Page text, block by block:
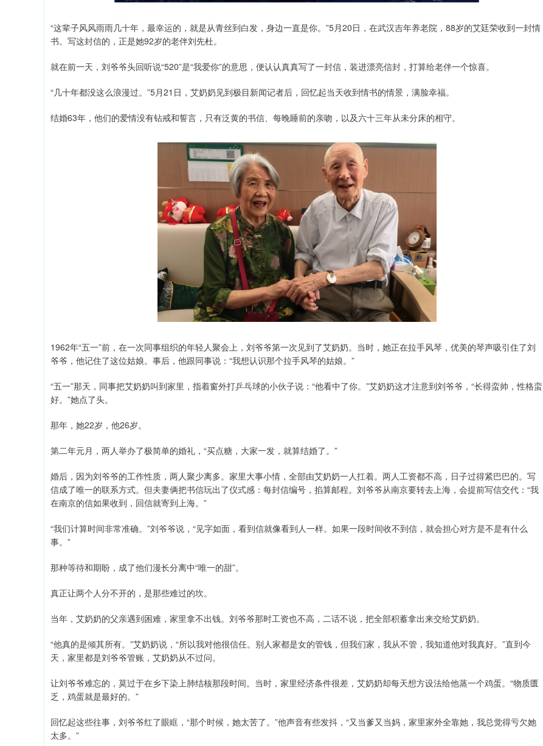
“这辈子风风雨雨几十年，最幸运的，就是从青丝到白发，身边一直是你。”5月20日，在武汉吉年养老院，88岁的艾廷荣收到一封情
书。写这封信的，正是她92岁的老伴刘先杜。
就在前一天，刘爷爷头回听说“520”是“我爱你”的意思，便认认真真写了一封信，装进漂亮信封，打算给老伴一个惊喜。
“几十年都没这么浪漫过。”5月21日，艾奶奶见到极目新闻记者后，回忆起当天收到情书的情景，满脸幸福。
结婚63年，他们的爱情没有钻戒和誓言，只有泛黄的书信、每晚睡前的亲吻，以及六十三年从未分床的相守。
1962年“五一”前，在一次同事组织的年轻人聚会上，刘爷爷第一次见到了艾奶奶。当时，她正在拉手风琴，优美的琴声吸引住了刘
爷爷，他记住了这位姑娘。事后，他跟同事说：“我想认识那个拉手风琴的姑娘。”
“五一”那天，同事把艾奶奶叫到家里，指着窗外打乒乓球的小伙子说：“他看中了你。”艾奶奶这才注意到刘爷爷，“长得蛮帅，性格蛮
好。”她点了头。
那年，她22岁，他26岁。
第二年元月，两人举办了极简单的婚礼，“买点糖，大家一发，就算结婚了。”
婚后，因为刘爷爷的工作性质，两人聚少离多。家里大事小情，全部由艾奶奶一人扛着。两人工资都不高，日子过得紧巴巴的。写
信成了唯一的联系方式。但夫妻俩把书信玩出了仪式感：每封信编号，掐算邮程。刘爷爷从南京要转去上海，会提前写信交代：“我
在南京的信如果收到，回信就寄到上海。”
“我们计算时间非常准确。”刘爷爷说，“见字如面，看到信就像看到人一样。如果一段时间收不到信，就会担心对方是不是有什么
事。”
那种等待和期盼，成了他们漫长分离中“唯一的甜”。
真正让两个人分不开的，是那些难过的坎。
当年，艾奶奶的父亲遇到困难，家里拿不出钱。刘爷爷那时工资也不高，二话不说，把全部积蓄拿出来交给艾奶奶。
“他真的是倾其所有。”艾奶奶说，“所以我对他很信任。别人家都是女的管钱，但我们家，我从不管，我知道他对我真好。”直到今
天，家里都是刘爷爷管账，艾奶奶从不过问。
让刘爷爷难忘的，莫过于在乡下染上肺结核那段时间。当时，家里经济条件很差，艾奶奶却每天想方设法给他蒸一个鸡蛋。“物质匮
乏，鸡蛋就是最好的。”
回忆起这些往事，刘爷爷红了眼眶，“那个时候，她太苦了。”他声音有些发抖，“又当爹又当妈，家里家外全靠她，我总觉得亏欠她
太多。”